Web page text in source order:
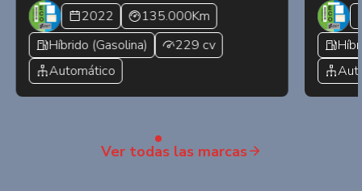
2022
135.000Km
Híbrido (Gasolina)
229 cv
Automático
Ver todas las marcas